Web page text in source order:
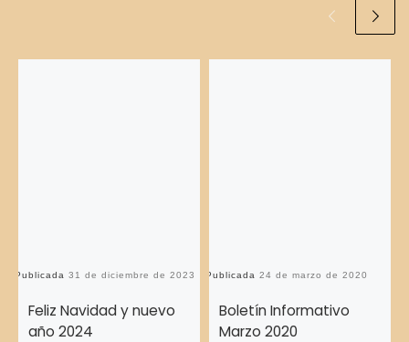
Publicada31 de diciembre de 2023
Feliz Navidad y nuevo
año 2024
Publicada24 de marzo de 2020
Boletín Informativo
Marzo 2020